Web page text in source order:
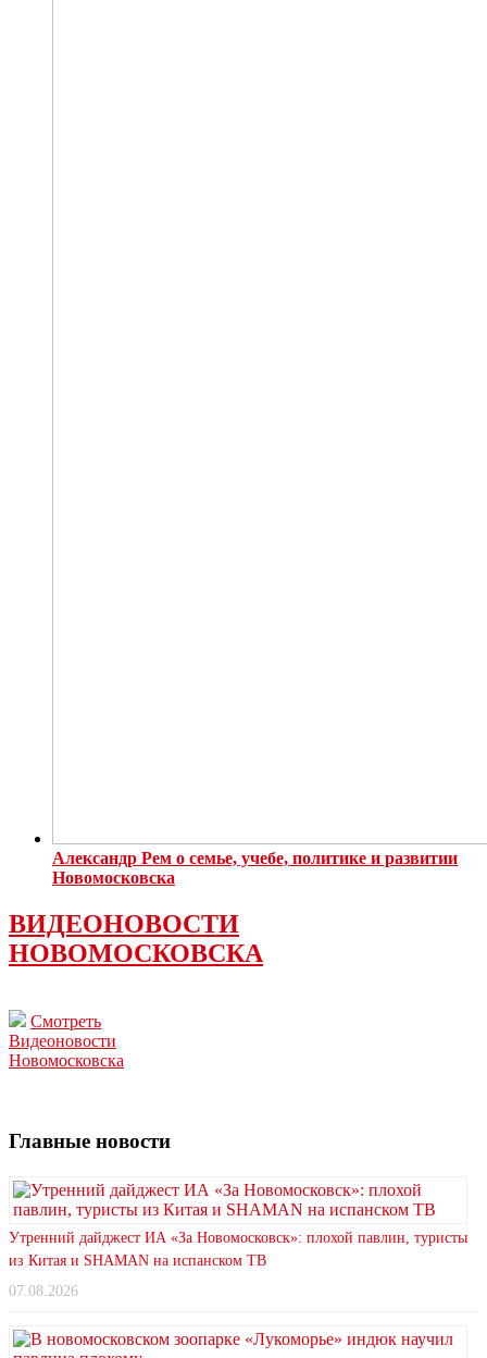
Александр Рем о семье, учебе, политике и развитии
Новомосковска
ВИДЕОНОВОСТИ
НОВОМОСКОВСКА
Смотреть
Видеоновости
Новомосковска
Главные новости
Утренний дайджест ИА «За Новомосковск»: плохой павлин, туристы
из Китая и SHAMAN на испанском ТВ
07.08.2026